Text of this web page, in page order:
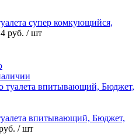
супер комкующийся,
руб. / шт
впитывающий, Бюджет,
/ шт